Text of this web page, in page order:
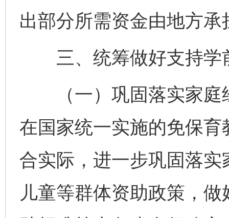
出部分所需资金由地方承
三、统筹做好支持学
（一）巩固落实家庭
在国家统一实施的免保
合实际，进一步巩固落
儿童等群体资助政策，